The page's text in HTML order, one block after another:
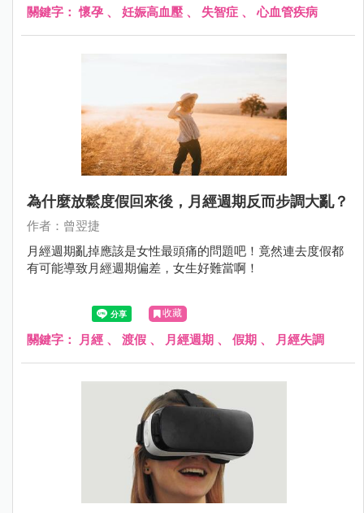
期或產後，媽咪們都要多注意血壓的變化。
關鍵字：懷孕 、 妊娠高血壓 、 失智症 、心血管疾病
為什麼放鬆度假回來後，月經週期反而步調大亂？
作者：曾翌捷
月經週期亂掉應該是女性最頭痛的問題吧！竟然連去度假都
有可能導致月經週期偏差，女生好難當啊！
收藏
關鍵字： 月經 、 渡假 、 月經週期 、 假期 、 月經失調